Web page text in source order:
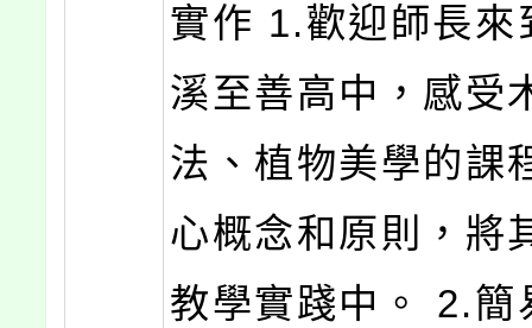
實作 1.歡迎師長來
溪至善高中，感受
法、植物美學的課
心概念和原則，將
教學實踐中。 2.簡